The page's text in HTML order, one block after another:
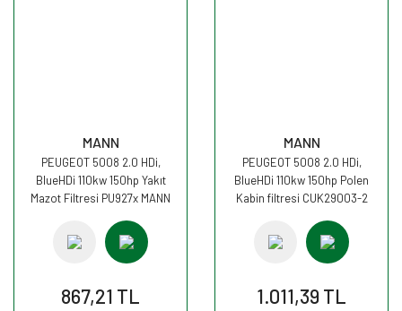
MANN
PEUGEOT 5008 2.0 HDi,
BlueHDi 110kw 150hp Yakıt
Mazot Filtresi PU927x MANN
867,21 TL
MANN
PEUGEOT 5008 2.0 HDi,
BlueHDi 110kw 150hp Polen
Kabin filtresi CUK29003-2
1.011,39 TL